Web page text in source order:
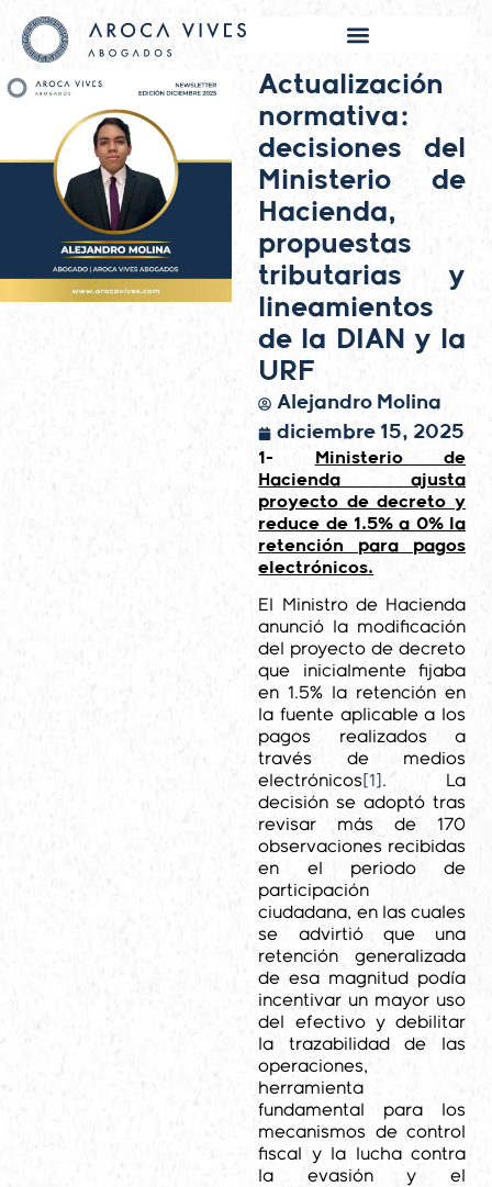
Actualización
normativa:
decisiones del
Ministerio de
Hacienda,
propuestas
tributarias y
lineamientos
de la DIAN y la
URF
Alejandro Molina
diciembre 15, 2025
1-
Ministerio de
Hacienda ajusta
proyecto de decreto y
reduce de 1.5% a 0% la
retención para pagos
electrónicos.
El Ministro de Hacienda
anunció la modificación
del proyecto de decreto
que inicialmente fijaba
en 1.5% la retención en
la fuente aplicable a los
pagos realizados a
través de medios
electrónicos [1] . La
decisión se adoptó tras
revisar más de 170
observaciones recibidas
en el periodo de
participación
ciudadana, en las cuales
se advirtió que una
retención generalizada
de esa magnitud podía
incentivar un mayor uso
del efectivo y debilitar
la trazabilidad de las
operaciones,
herramienta
fundamental para los
mecanismos de control
fiscal y la lucha contra
la evasión y el